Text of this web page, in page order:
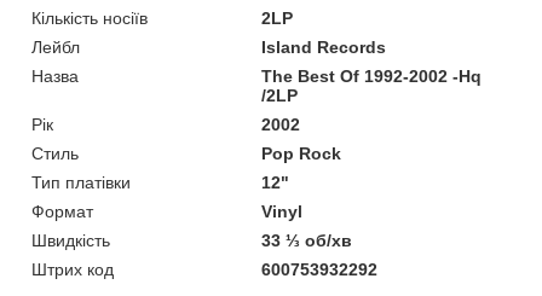
Кількість носіїв
2LP
Лейбл
Island Records
Назва
The Best Of 1992-2002 -Hq
/2LP
Рік
2002
Стиль
Pop Rock
Тип платівки
12"
Формат
Vinyl
Швидкість
33 ⅓ об/хв
Штрих код
600753932292